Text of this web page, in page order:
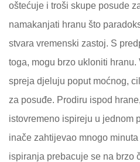
oštećuje i troši skupe posude
namakanjati hranu što
stvara vremenski zastoj. S
toga, mogu brzo ukloniti
spreja djeluju poput moćnog,
za posuđe. Prodiru ispod
istovremeno ispireju u jednom
inače zahtijevao mnogo
ispiranja prebacuje se na brzo